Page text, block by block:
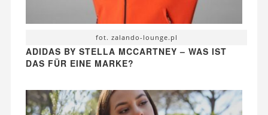
fot. zalando-lounge.pl
ADIDAS BY STELLA MCCARTNEY – WAS IST
DAS FÜR EINE MARKE?